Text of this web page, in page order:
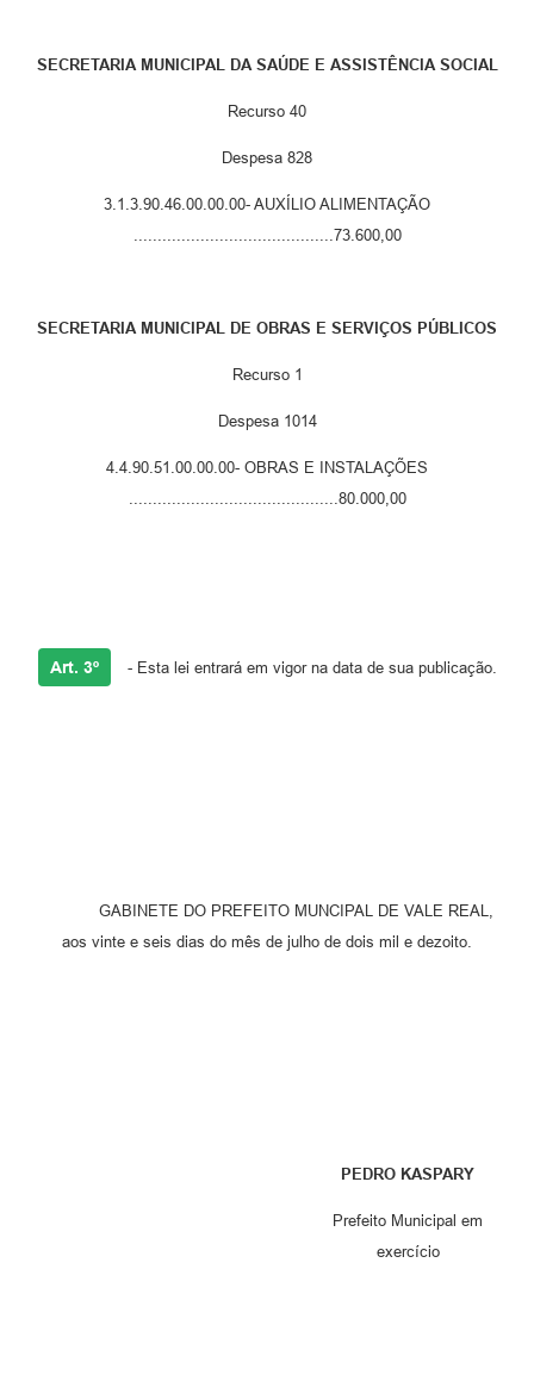
SECRETARIA MUNICIPAL DA SAÚDE E ASSISTÊNCIA SOCIAL
Recurso 40
Despesa 828
3.1.3.90.46.00.00.00- AUXÍLIO ALIMENTAÇÃO
..........................................73.600,00
SECRETARIA MUNICIPAL DE OBRAS E SERVIÇOS PÚBLICOS
Recurso 1
Despesa 1014
4.4.90.51.00.00.00- OBRAS E INSTALAÇÕES
............................................80.000,00
Art. 3º - Esta lei entrará em vigor na data de sua publicação.
GABINETE DO PREFEITO MUNCIPAL DE VALE REAL,
aos vinte e seis dias do mês de julho de dois mil e dezoito.
PEDRO KASPARY
Prefeito Municipal em
exercício